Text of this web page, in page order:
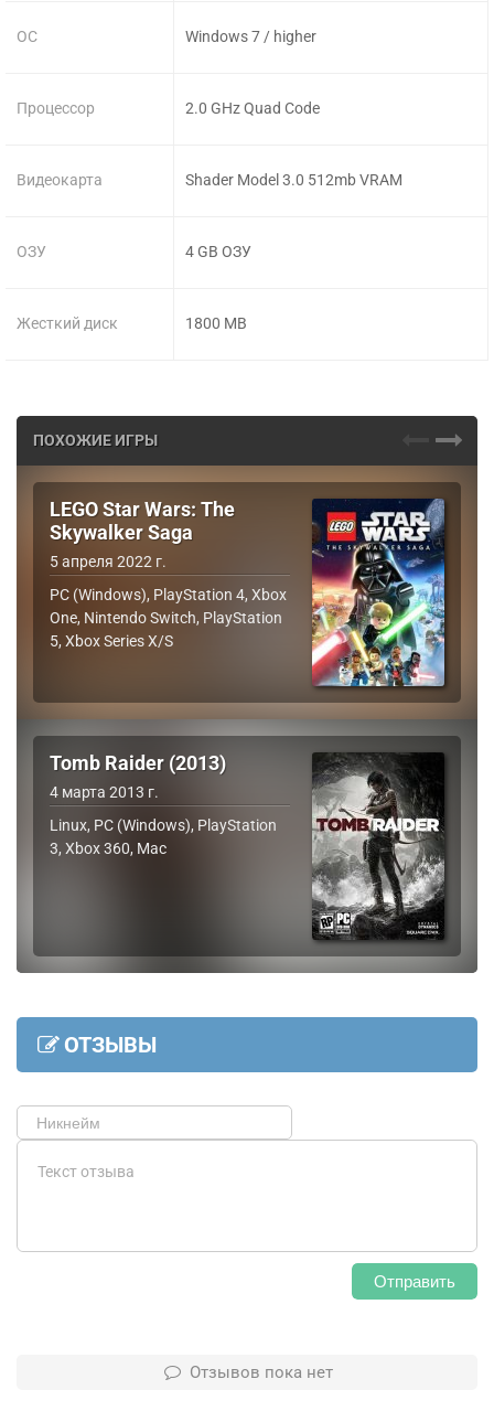
ОС
Процессор
Видеокарта
ОЗУ
Жесткий диск
Windows 7 / higher
2.0 GHz Quad Code
Shader Model 3.0 512mb VRAM
4 GB ОЗУ
1800 MB
ПОХОЖИЕ ИГРЫ
LEGO Star Wars: The
Skywalker Saga
5 апреля 2022 г.
PC (Windows), PlayStation 4, Xbox
One, Nintendo Switch, PlayStation
5, Xbox Series X/S
Tomb Raider (2013)
4 марта 2013 г.
Linux, PC (Windows), PlayStation
3, Xbox 360, Mac
ОТЗЫВЫ
Отправить
Отзывов пока нет